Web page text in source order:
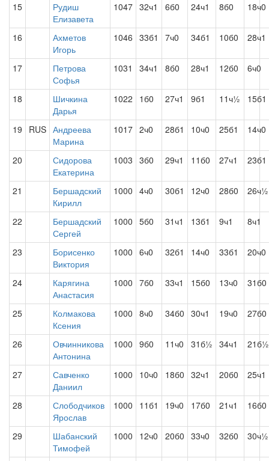
15
Рудиш
Елизавета
1047 32ч1 6б0 24ч1 8б0 18ч0
16
Ахметов
Игорь
1046 33б1 7ч0 34б1 10б0 28ч1
17
Петрова
Софья
1031 34ч1 8б0 28ч1 12б0 6ч0
18
Шичкина
Дарья
1022 1б0 27ч1 9б1 11ч½ 15б1
19 RUS Андреева
Марина
1017 2ч0 28б1 10ч0 25б1 14ч0
20
Сидорова
Екатерина
1003 3б0 29ч1 11б0 27ч1 23б1
21
Бершадский
Кирилл
1000 4ч0 30б1 12ч0 28б0 26ч½
22
Бершадский
Сергей
1000 5б0 31ч1 13б1 9ч1 8ч1
23
Борисенко
Виктория
1000 6ч0 32б1 14ч0 33б1 20ч0
24
Карягина
Анастасия
1000 7б0 33ч1 15б0 13ч0 31б0
25
Колмакова
Ксения
1000 8ч0 34б0 30ч1 19ч0 27б0
26
Овчинникова
Антонина
1000 9б0 11ч0 31б½ 34ч1 21б½
27
Савченко
Даниил
1000 10ч0 18б0 32ч1 20б0 25ч1
28
Слободчиков
Ярослав
1000 11б1 19ч0 17б0 21ч1 16б0
29
Шабанский
Тимофей
1000 12ч0 20б0 33ч0 32б0 30ч½